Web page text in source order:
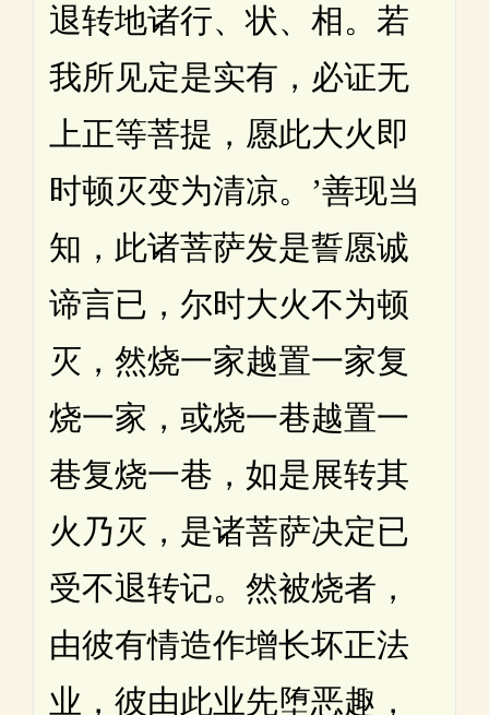
退转地诸行、状、相。若
我所见定是实有，必证无
上正等菩提，愿此大火即
时顿灭变为清凉。’善现当
知，此诸菩萨发是誓愿诚
谛言已，尔时大火不为顿
灭，然烧一家越置一家复
烧一家，或烧一巷越置一
巷复烧一巷，如是展转其
火乃灭，是诸菩萨决定已
受不退转记。然被烧者，
由彼有情造作增长坏正法
业，彼由此业先堕恶趣，